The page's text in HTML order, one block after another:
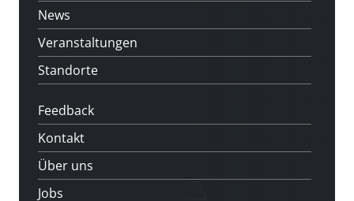
News
Veranstaltungen
Standorte
Feedback
Kontakt
Über uns
Jobs